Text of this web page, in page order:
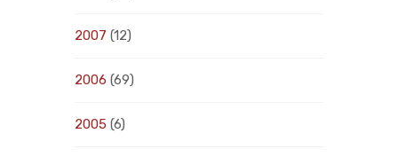
2007 (12)
2006 (69)
2005 (6)